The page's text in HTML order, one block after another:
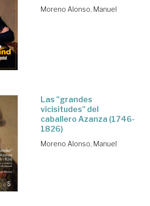
Moreno Alonso, Manuel
Las "grandes
vicisitudes" del
caballero Azanza (1746-
1826)
Moreno Alonso, Manuel